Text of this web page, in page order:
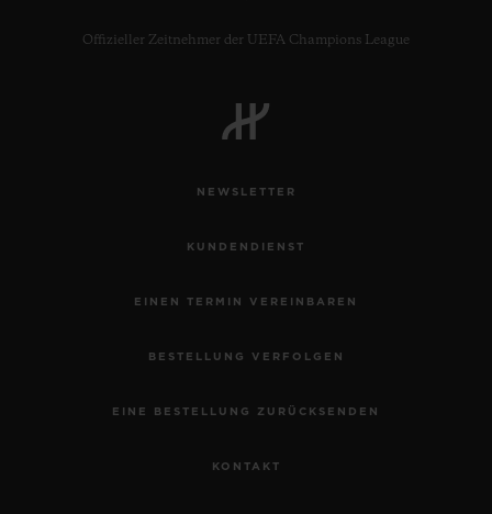
Offizieller Zeitnehmer der UEFA Champions League
NEWSLETTER
KUNDENDIENST
EINEN TERMIN VEREINBAREN
BESTELLUNG VERFOLGEN
EINE BESTELLUNG ZURÜCKSENDEN
KONTAKT